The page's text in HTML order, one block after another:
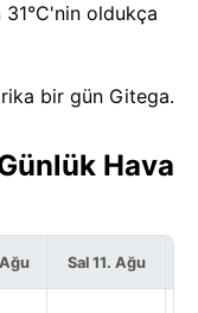
oldukça
bir gün Gitega.
Hava
Sal 11. Ağu